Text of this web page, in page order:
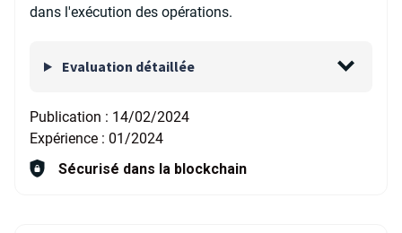
dans l'exécution des opérations.
Evaluation détaillée
Publication : 14/02/2024
Expérience : 01/2024
Sécurisé dans la blockchain